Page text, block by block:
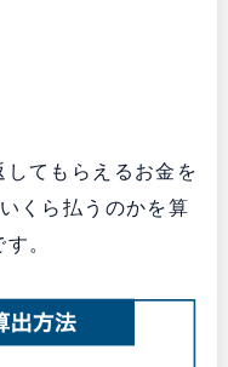
してもらえるお金を
くら払うのかを算
。